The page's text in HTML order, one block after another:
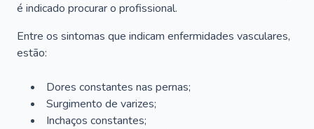
é indicado procurar o profissional.
Entre os sintomas que indicam enfermidades vasculares,
estão:
Dores constantes nas pernas;
Surgimento de varizes;
Inchaços constantes;